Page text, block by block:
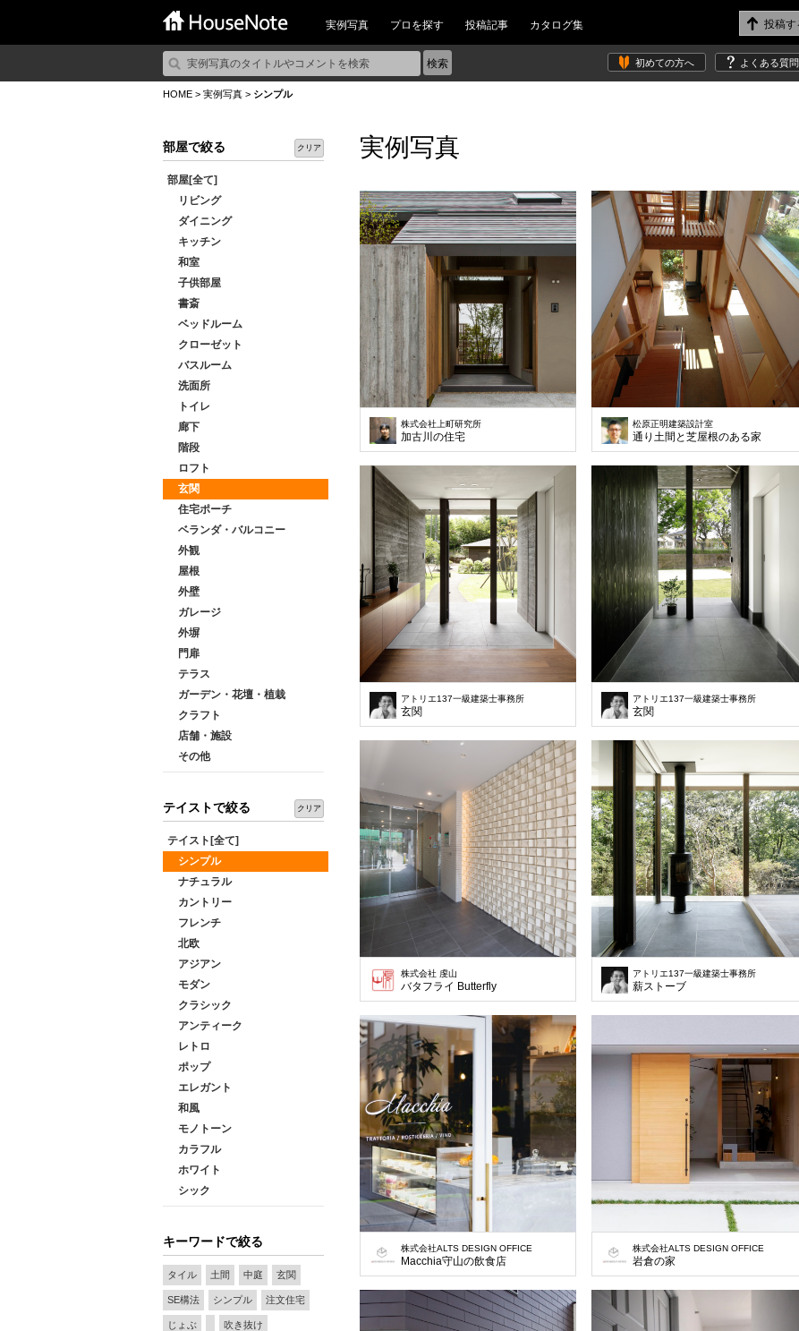
実例写真 プロを探す 投稿記事 カタログ集
初めての方へ よくある質問
HOME > 実例写真 > シンプル
部屋で絞る クリア
部屋[全て]
リビング
ダイニング
キッチン
和室
子供部屋
書斎
ベッドルーム
クローゼット
バスルーム
洗面所
トイレ
廊下
階段
ロフト
玄関
住宅ポーチ
ベランダ・バルコニー
外観
屋根
外壁
ガレージ
外塀
門扉
テラス
ガーデン・花壇・植栽
クラフト
店舗・施設
その他
テイストで絞る クリア
テイスト[全て]
シンプル
ナチュラル
カントリー
フレンチ
北欧
アジアン
モダン
クラシック
アンティーク
レトロ
ポップ
エレガント
和風
モノトーン
カラフル
ホワイト
シック
キーワードで絞る
タイル 土間 中庭 玄関
SE構法 シンプル 注文住宅
じょぶ 吹き抜け
実例写真
株式会社上町研究所
加古川の住宅
松原正明建築設計室
通り土間と芝屋根のある家
アトリエ137一級建築士事務所
玄関
アトリエ137一級建築士事務所
玄関
株式会社 虔山
バタフライ Butterfly
アトリエ137一級建築士事務所
薪ストーブ
株式会社ALTS DESIGN OFFICE
Macchia守山の飲食店
株式会社ALTS DESIGN OFFICE
岩倉の家